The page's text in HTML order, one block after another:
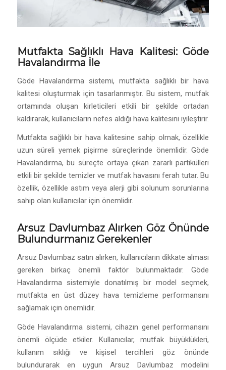
Mutfakta Sağlıklı Hava Kalitesi: Göde
Havalandırma İle
Göde Havalandırma sistemi, mutfakta sağlıklı bir hava
kalitesi oluşturmak için tasarlanmıştır. Bu sistem, mutfak
ortamında oluşan kirleticileri etkili bir şekilde ortadan
kaldırarak, kullanıcıların nefes aldığı hava kalitesini iyileştirir.
Mutfakta sağlıklı bir hava kalitesine sahip olmak, özellikle
uzun süreli yemek pişirme süreçlerinde önemlidir. Göde
Havalandırma, bu süreçte ortaya çıkan zararlı partikülleri
etkili bir şekilde temizler ve mutfak havasını ferah tutar. Bu
özellik, özellikle astım veya alerji gibi solunum sorunlarına
sahip olan kullanıcılar için önemlidir.
Arsuz Davlumbaz Alırken Göz Önünde
Bulundurmanız Gerekenler
Arsuz Davlumbaz satın alırken, kullanıcıların dikkate alması
gereken birkaç önemli faktör bulunmaktadır. Göde
Havalandırma sistemiyle donatılmış bir model seçmek,
mutfakta en üst düzey hava temizleme performansını
sağlamak için önemlidir.
Göde Havalandırma sistemi, cihazın genel performansını
önemli ölçüde etkiler. Kullanıcılar, mutfak büyüklükleri,
kullanım sıklığı ve kişisel tercihleri göz önünde
bulundurarak en uygun Arsuz Davlumbaz modelini